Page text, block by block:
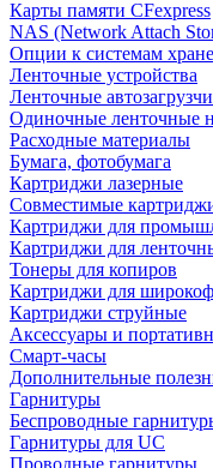
Карты памяти CFexpress
NAS (Network Attach
Опции к системам
Ленточные устройства
Ленточные
Одиночные ленточные
Расходные материалы
Бумага, фотобумага
Картриджи лазерные
Совместимые
Картриджи для
Картриджи для
Тонеры для копиров
Картриджи для
Картриджи струйные
Аксессуары и
Смарт-часы
Дополнительные
Гарнитуры
Беспроводные
Гарнитуры для UC
Проводные гарнитуры